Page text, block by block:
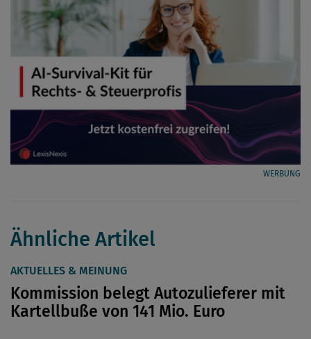
WERBUNG
Ähnliche Artikel
AKTUELLES & MEINUNG
Kommission belegt Autozulieferer mit
Kartellbuße von 141 Mio. Euro